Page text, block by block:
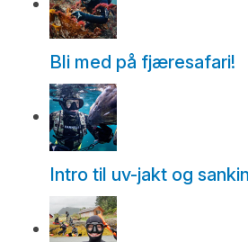
Bli med på fjæresafari!
Intro til uv-jakt og